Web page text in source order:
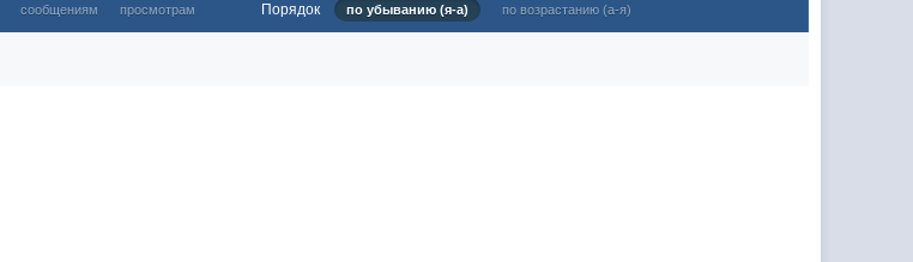
сообщениям просмотрам Порядок по убыванию (я-а) по возрастанию (а-я)